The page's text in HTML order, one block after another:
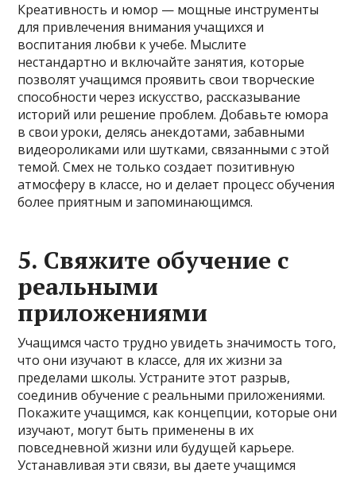
Креативность и юмор — мощные инструменты
для привлечения внимания учащихся и
воспитания любви к учебе. Мыслите
нестандартно и включайте занятия, которые
позволят учащимся проявить свои творческие
способности через искусство, рассказывание
историй или решение проблем. Добавьте юмора
в свои уроки, делясь анекдотами, забавными
видеороликами или шутками, связанными с этой
темой. Смех не только создает позитивную
атмосферу в классе, но и делает процесс обучения
более приятным и запоминающимся.
5. Свяжите обучение с
реальными
приложениями
Учащимся часто трудно увидеть значимость того,
что они изучают в классе, для их жизни за
пределами школы. Устраните этот разрыв,
соединив обучение с реальными приложениями.
Покажите учащимся, как концепции, которые они
изучают, могут быть применены в их
повседневной жизни или будущей карьере.
Устанавливая эти связи, вы даете учащимся